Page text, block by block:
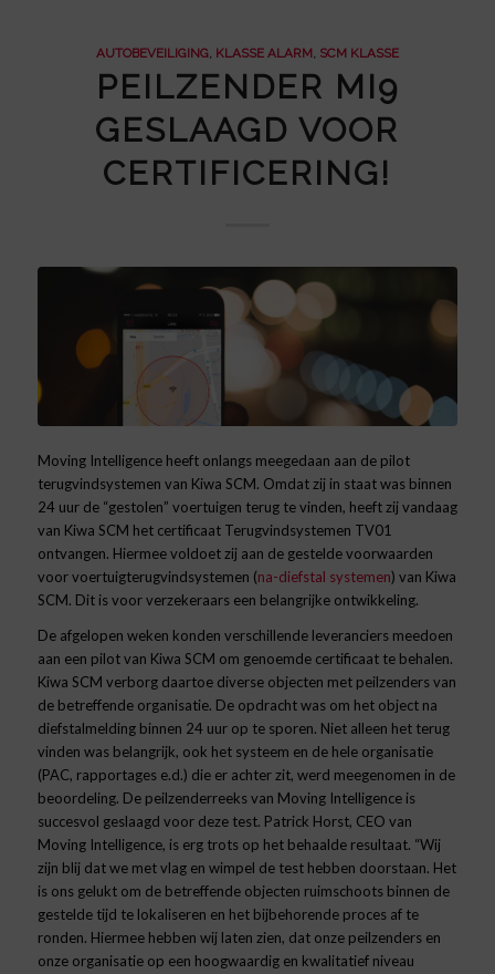
AUTOBEVEILIGING, KLASSE ALARM, SCM KLASSE
PEILZENDER MI9
GESLAAGD VOOR
CERTIFICERING!
Moving Intelligence heeft onlangs meegedaan aan de pilot
terugvindsystemen van Kiwa SCM. Omdat zij in staat was binnen
24 uur de “gestolen” voertuigen terug te vinden, heeft zij vandaag
van Kiwa SCM het certificaat Terugvindsystemen TV01
ontvangen. Hiermee voldoet zij aan de gestelde voorwaarden
voor voertuigterugvindsystemen (na-diefstal systemen) van Kiwa
SCM. Dit is voor verzekeraars een belangrijke ontwikkeling.
De afgelopen weken konden verschillende leveranciers meedoen
aan een pilot van Kiwa SCM om genoemde certificaat te behalen.
Kiwa SCM verborg daartoe diverse objecten met peilzenders van
de betreffende organisatie. De opdracht was om het object na
diefstalmelding binnen 24 uur op te sporen. Niet alleen het terug
vinden was belangrijk, ook het systeem en de hele organisatie
(PAC, rapportages e.d.) die er achter zit, werd meegenomen in de
beoordeling. De peilzenderreeks van Moving Intelligence is
succesvol geslaagd voor deze test. Patrick Horst, CEO van
Moving Intelligence, is erg trots op het behaalde resultaat. “Wij
zijn blij dat we met vlag en wimpel de test hebben doorstaan. Het
is ons gelukt om de betreffende objecten ruimschoots binnen de
gestelde tijd te lokaliseren en het bijbehorende proces af te
ronden. Hiermee hebben wij laten zien, dat onze peilzenders en
onze organisatie op een hoogwaardig en kwalitatief niveau